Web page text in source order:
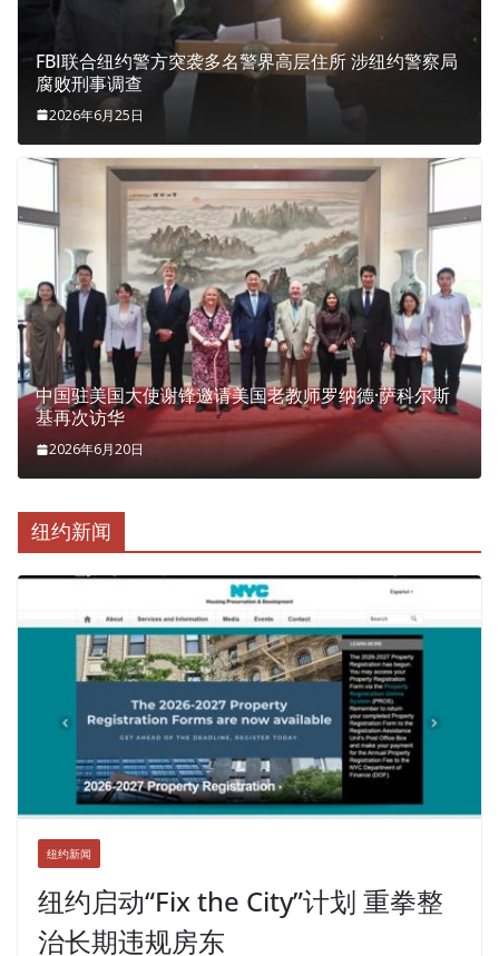
FBI联合纽约警方突袭多名警界高层住所 涉纽约警察局
腐败刑事调查
2026年6月25日
中国驻美国大使谢锋邀请美国老教师罗纳德·萨科尔斯
基再次访华
2026年6月20日
纽约新闻
纽约新闻
纽约启动“Fix the City”计划 重拳整
治长期违规房东